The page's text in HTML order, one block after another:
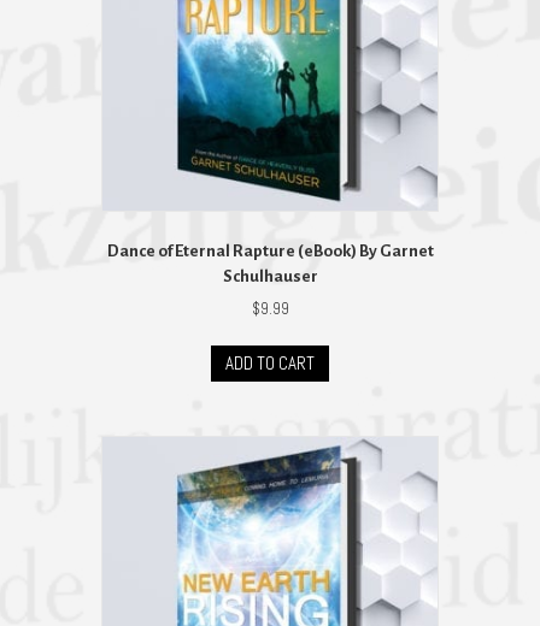
Dance of Eternal Rapture (eBook) By Garnet
Schulhauser
$9.99
ADD TO CART